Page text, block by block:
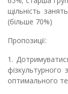
щільність
(більше 70%)
Пропозиції:
1.
фізкультурного
оптимального